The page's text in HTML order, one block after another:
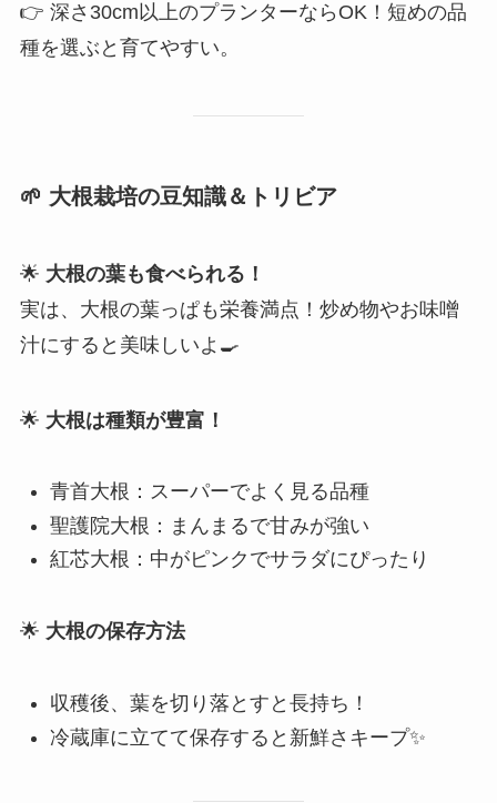
👉 深さ30cm以上のプランターならOK！短めの品
種を選ぶと育てやすい。
🌱 大根栽培の豆知識＆トリビア
🌟 大根の葉も食べられる！
実は、大根の葉っぱも栄養満点！炒め物やお味噌
汁にすると美味しいよ🍳
🌟 大根は種類が豊富！
青首大根：スーパーでよく見る品種
聖護院大根：まんまるで甘みが強い
紅芯大根：中がピンクでサラダにぴったり
🌟 大根の保存方法
収穫後、葉を切り落とすと長持ち！
冷蔵庫に立てて保存すると新鮮さキープ✨